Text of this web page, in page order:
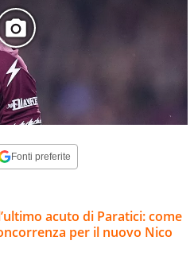
Fonti preferite
acuto di Paratici: come
per il nuovo Nico